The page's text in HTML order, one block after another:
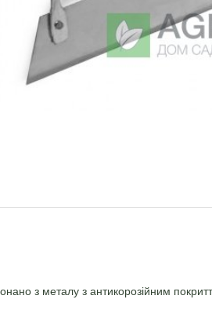
з металу з антикорозійним